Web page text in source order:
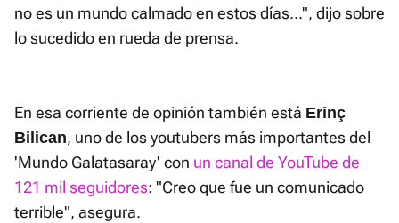
no es un mundo calmado en estos días...", dijo sobre
lo sucedido en rueda de prensa.
En esa corriente de opinión también está Erinç
Bilican, uno de los youtubers más importantes del
'Mundo Galatasaray' con un canal de YouTube de
121 mil seguidores: "Creo que fue un comunicado
terrible", asegura.